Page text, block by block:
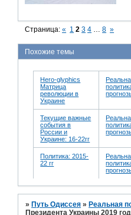
Страница:« 1 2 3 4 … 8 »
Похожие темы
Hero-glyphics
Матрица
революции в
Украине
Текущие важные
события в
России и
Украине: 16-22гг
Политика: 2015-
22 гг
»Путь Одиссея »Реальная
Президента Украины 2019